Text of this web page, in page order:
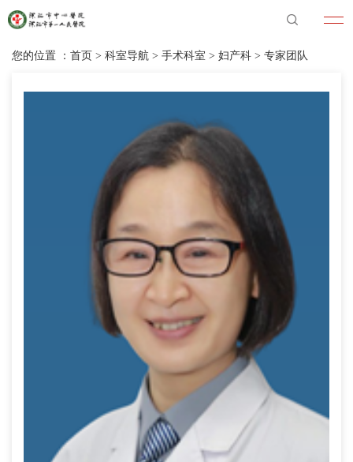
您的位置 ： 首页 > 科室导航 > 手术科室 > 妇产科 > 专家团队